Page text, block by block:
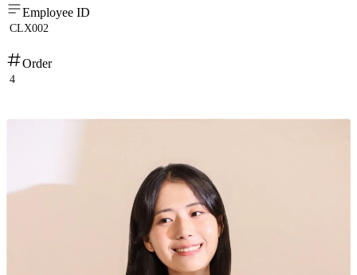
Employee ID
CLX002
Order
4